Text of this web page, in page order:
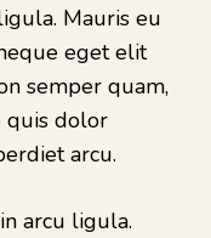
Mauris eu
eget elit
semper quam,
quis dolor
arcu.
arcu ligula.